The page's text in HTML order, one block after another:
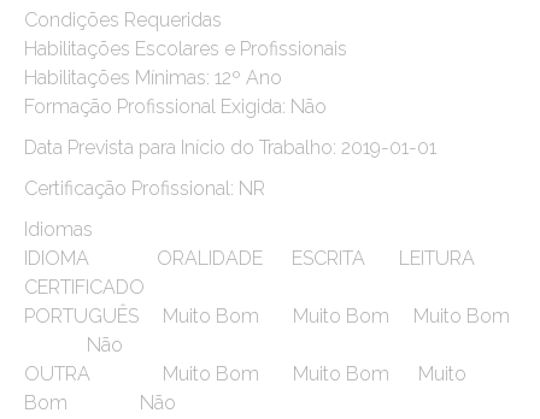
Condições Requeridas
Habilitações Escolares e Profissionais
Habilitações Mínimas: 12º Ano
Formação Profissional Exigida: Não
Data Prevista para Início do Trabalho: 2019-01-01
Certificação Profissional: NR
Idiomas
IDIOMA ORALIDADE ESCRITA LEITURA
CERTIFICADO
PORTUGUÊS Muito Bom Muito Bom Muito Bom
Não
OUTRA Muito Bom Muito Bom Muito
Bom Não